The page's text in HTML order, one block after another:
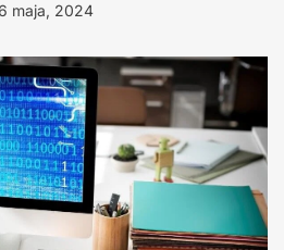
maja, 2024